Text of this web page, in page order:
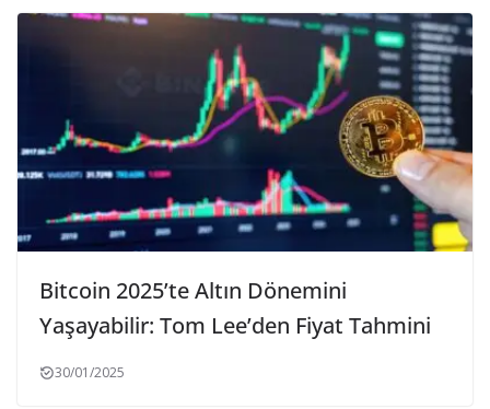
Bitcoin 2025’te Altın Dönemini
Yaşayabilir: Tom Lee’den Fiyat Tahmini
30/01/2025